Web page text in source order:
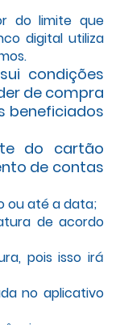
do limite que
digital utiliza
condições
de compra
beneficiados
do cartão
de contas
ou até a data;
de acordo
pois isso irá
no aplicativo